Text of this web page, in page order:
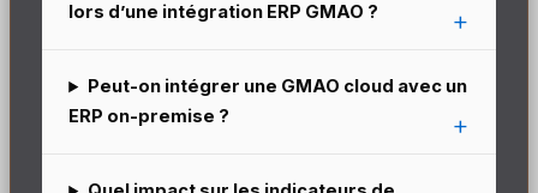
lors d’une intégration ERP GMAO ?
Peut-on intégrer une GMAO cloud avec un
ERP on-premise ?